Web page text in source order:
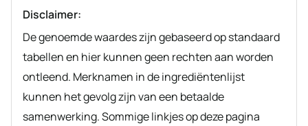
Disclaimer:
De genoemde waardes zijn gebaseerd op standaard
tabellen en hier kunnen geen rechten aan worden
ontleend. Merknamen in de ingrediëntenlijst
kunnen het gevolg zijn van een betaalde
samenwerking. Sommige linkjes op deze pagina